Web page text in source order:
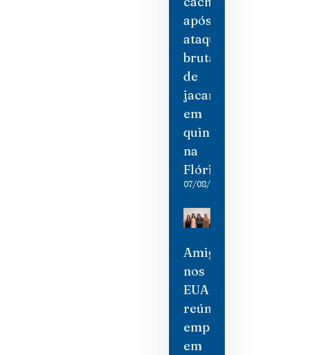
após
ataque
brutal
de
jacaré
em
quintal
na
Flórida
07/08/2026
Amigas
nos
EUA
reúne
empresárias
em